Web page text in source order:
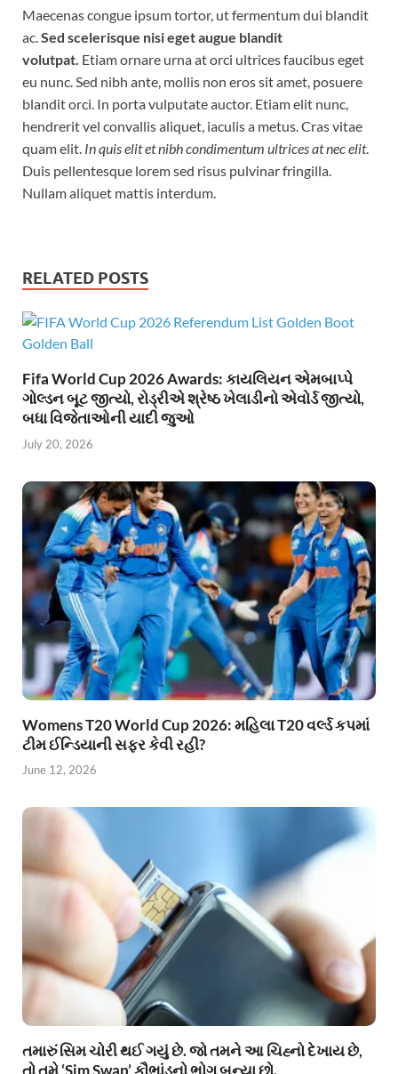
Maecenas congue ipsum tortor, ut fermentum dui blandit
ac.Sed scelerisque nisi eget augue blandit
volutpat. Etiam ornare urna at orci ultrices faucibus eget
eu nunc. Sed nibh ante, mollis non eros sit amet, posuere
blandit orci. In porta vulputate auctor. Etiam elit nunc,
hendrerit vel convallis aliquet, iaculis a metus. Cras vitae
quam elit. In quis elit et nibh condimentum ultrices at nec elit.
Duis pellentesque lorem sed risus pulvinar fringilla.
Nullam aliquet mattis interdum.
RELATED POSTS
Fifa World Cup 2026 Awards: કાયલિયન એમબાપ્પે
ગોલ્ડન બૂટ જીત્યો, રોડ્રીએ શ્રેષ્ઠ ખેલાડીનો એવોર્ડ જીત્યો,
બધા વિજેતાઓની યાદી જુઓ
July 20, 2026
Womens T20 World Cup 2026: મહિલા T20 વર્લ્ડ કપમાં
ટીમ ઈન્ડિયાની સફર કેવી રહી?
June 12, 2026
તમારું સિમ ચોરી થઈ ગયું છે. જો તમને આ ચિહ્નો દેખાય છે,
તો તમે ‘Sim Swap’ કૌભાંડનો ભોગ બન્યા છો.